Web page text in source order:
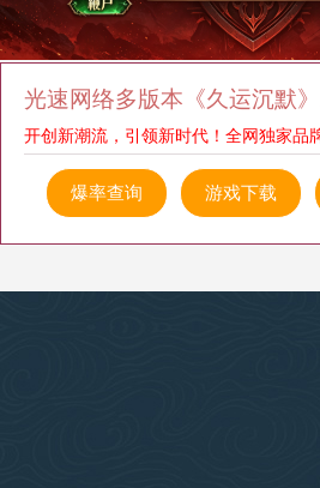
光速网络多版本《久运沉默》
开创新潮流，引领新时代！全网独家品
爆率查询 游戏下载